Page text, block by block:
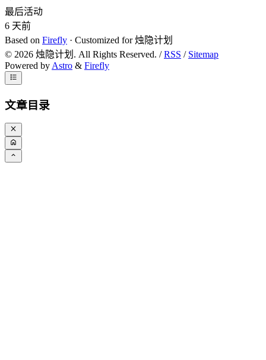
最后活动
6 天前
Based on Firefly · Customized for 烛隐计划
© 2026 烛隐计划. All Rights Reserved. /RSS / Sitemap
Powered byAstro & Firefly
文章目录